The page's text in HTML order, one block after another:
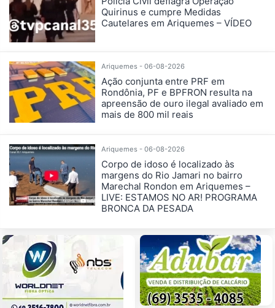
Quirinus e cumpre Medidas
Cautelares em Ariquemes – VÍDEO
Ariquemes - 06-08-2026
Ação conjunta entre PRF em
Rondônia, PF e BPFRON resulta na
apreensão de ouro ilegal avaliado em
mais de 800 mil reais
Ariquemes - 06-08-2026
Corpo de idoso é localizado às
margens do Rio Jamari no bairro
Marechal Rondon em Ariquemes –
LIVE: ESTAMOS NO AR! PROGRAMA
BRONCA DA PESADA